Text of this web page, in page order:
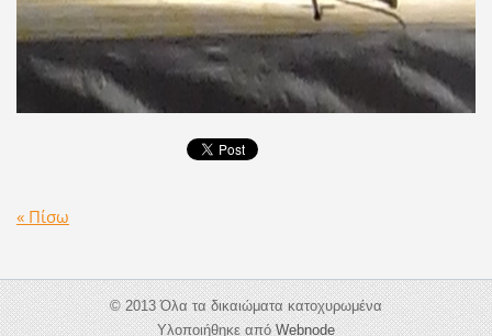
« Πίσω
© 2013 Όλα τα δικαιώματα κατοχυρωμένα
Υλοποιήθηκε απόWebnode